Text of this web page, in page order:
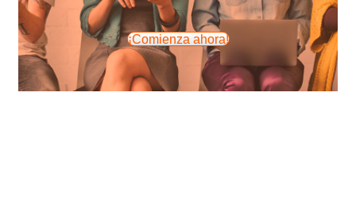
¡Comienza ahora!